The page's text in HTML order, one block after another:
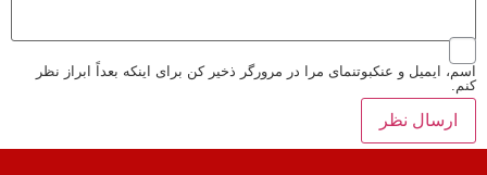
اسم، ایمیل و عنکبوتنمای مرا در مرورگر ذخیر کن برای اینکه بعداً ابراز نظر
کنم.